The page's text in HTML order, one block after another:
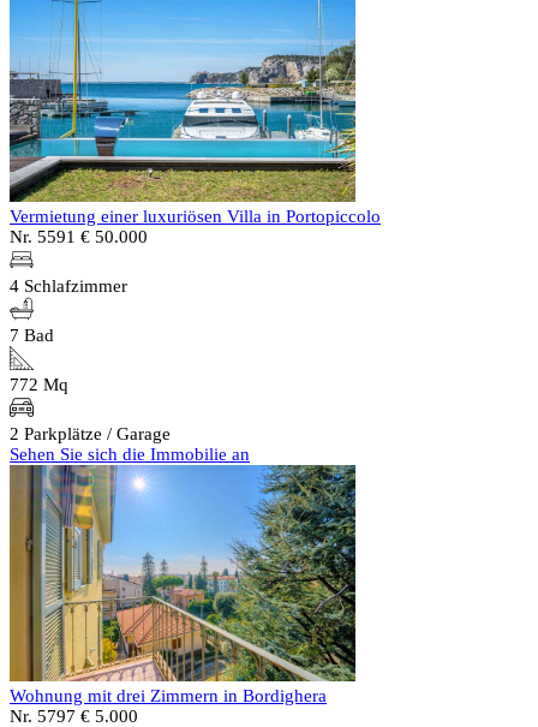
Vermietung einer luxuriösen Villa in Portopiccolo
Nr. 5591 € 50.000
4 Schlafzimmer
7 Bad
772 Mq
2 Parkplätze / Garage
Sehen Sie sich die Immobilie an
Wohnung mit drei Zimmern in Bordighera
Nr. 5797 € 5.000